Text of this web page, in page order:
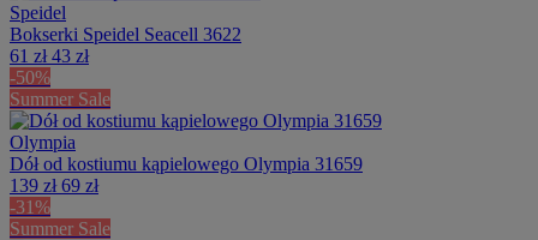
Speidel
Bokserki Speidel Seacell 3622
61 zł 43 zł
-50%
Summer Sale
Olympia
Dół od kostiumu kąpielowego Olympia 31659
139 zł 69 zł
-31%
Summer Sale